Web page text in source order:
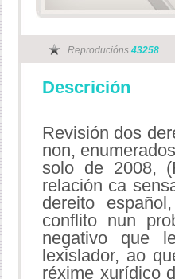
Reproducións 43258
Descrición
Revisión dos
non,
solo de 2008,
relación ca
dereito
conflito nun
negativo que
lexislador, ao
réxime xurídico